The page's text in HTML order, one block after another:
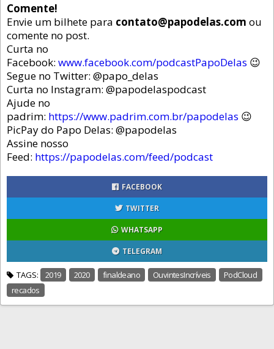
Comente!
Envie um bilhete para contato@papodelas.com ou
comente no post.
Curta no
Facebook: www.facebook.com/podcastPapoDelas 😉
Segue no Twitter: @papo_delas
Curta no Instagram: @papodelaspodcast
Ajude no
padrim: https://www.padrim.com.br/papodelas 😉
PicPay do Papo Delas: @papodelas
Assine nosso
Feed: https://papodelas.com/feed/podcast
FACEBOOK
TWITTER
WHATSAPP
TELEGRAM
TAGS: 2019 2020 finaldeano OuvintesIncríveis
PodCloud
recados